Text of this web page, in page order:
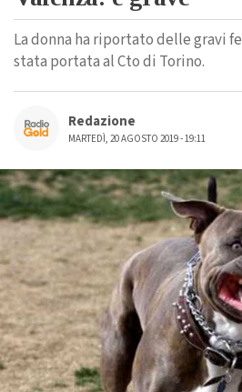
La donna ha riportato delle gravi
stata portata al Cto di Torino.
Redazione
MARTEDÌ, 20 AGOSTO 2019 - 19:11